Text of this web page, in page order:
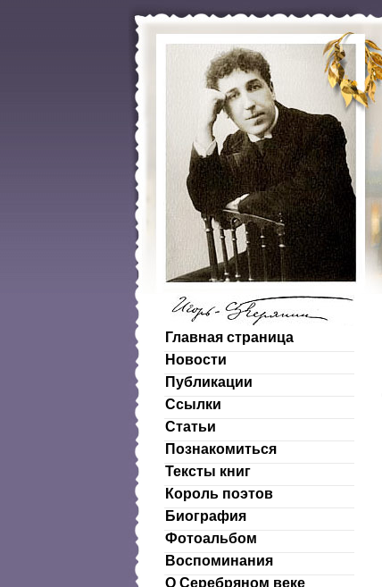
Главная страница
Новости
Публикации
Ссылки
Статьи
Познакомиться
Тексты книг
Король поэтов
Биография
Фотоальбом
Воспоминания
О Серебряном веке